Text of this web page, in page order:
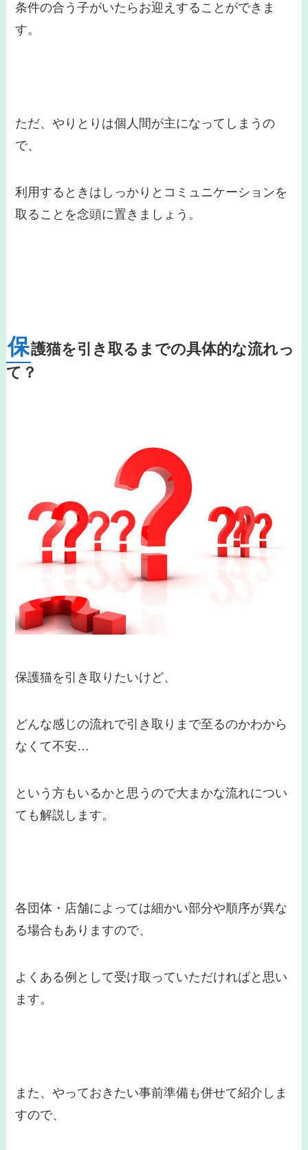
条件の合う子がいたらお迎えすることができま
す。
ただ、やりとりは個人間が主になってしまうの
で、
利用するときはしっかりと コミュニケーションを
取ることを念頭に置きましょう。
保護猫を引き取るまでの具体的な流れっ
て？
保護猫を引き取りたいけど、
どんな感じの流れで引き取りまで至るのかわから
なくて不安…
という方もいるかと思うので大まかな流れについ
ても解説します。
各団体・店舗によっては細かい部分や順序が異な
る場合もありますので、
よくある例として受け取っていただければと思い
ます。
また、やっておきたい事前準備も併せて紹介しま
すので、